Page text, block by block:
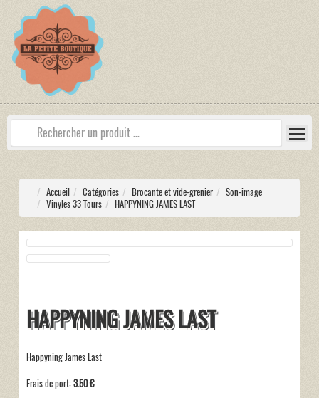
Accueil Catégories Brocante et vide-grenier
Son-image
Vinyles 33 Tours
HAPPYNING JAMES LAST
HAPPYNING JAMES LAST
Happyning James Last
Frais de port:3.50 €